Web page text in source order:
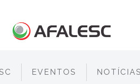
EVENTOS NOTÍCIAS